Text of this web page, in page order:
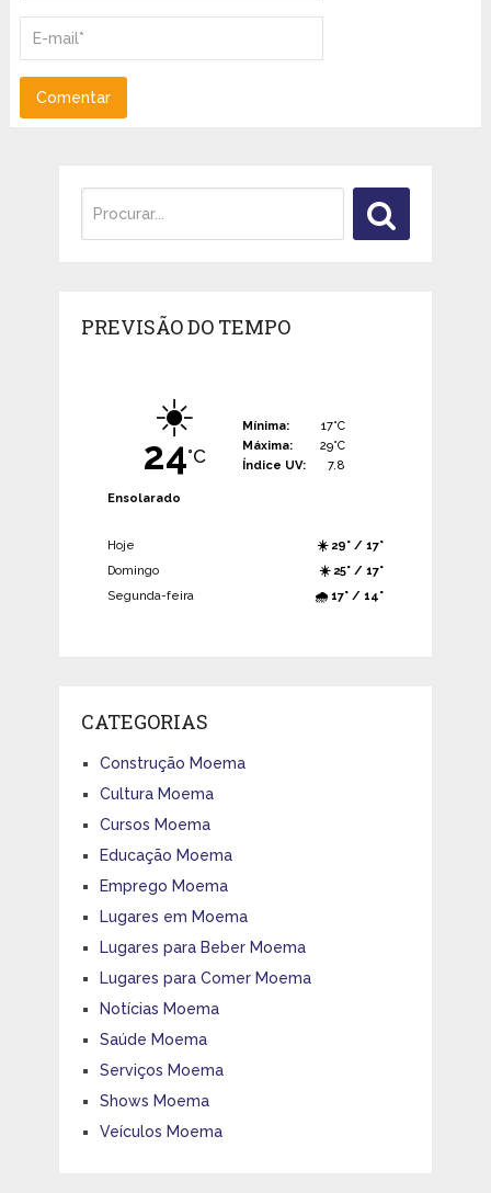
PREVISÃO DO TEMPO
☀️
24°C
Mínima:
17°C
Máxima:
29°C
Índice UV:
7.8
Ensolarado
Hoje
☀️ 29° / 17°
Domingo
☀️ 25° / 17°
Segunda-feira
🌧️ 17° / 14°
CATEGORIAS
Construção Moema
Cultura Moema
Cursos Moema
Educação Moema
Emprego Moema
Lugares em Moema
Lugares para Beber Moema
Lugares para Comer Moema
Notícias Moema
Saúde Moema
Serviços Moema
Shows Moema
Veículos Moema